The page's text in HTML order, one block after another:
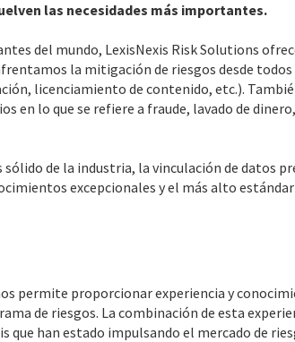
las necesidades más importantes.
del mundo, LexisNexis Risk Solutions
la mitigación de riesgos desde
licenciamiento de contenido, etc.).
en lo que se refiere a fraude, lavado de
de la industria, la vinculación de datos
excepcionales y el más alto estándar
permite proporcionar experiencia y
de riesgos. La combinación de esta
que han estado impulsando el mercado de